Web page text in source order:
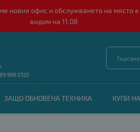
новия офис и обслужването на
видим на 11.08
968 0120
ЗАЩО ОБНОВЕНА ТЕХНИКА КУПИ